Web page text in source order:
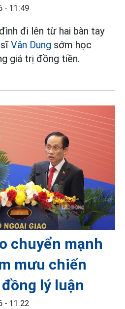
- 11:49
đi lên từ hai bàn tay
Vân Dung sớm học
giá trị đồng tiền.
chuyển mạnh
mưu chiến
lý luận
- 11:22